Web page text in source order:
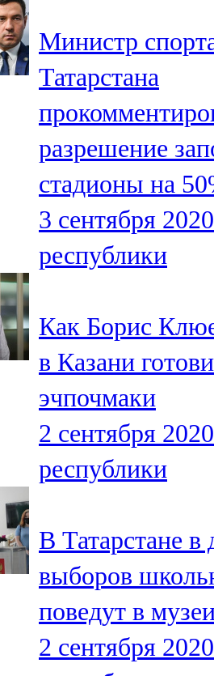
106,1 FM
Түбән Кама
102,6 FM
Чирмешән
107,7 FM
Чистай
103,0 FM
91,0 FM
Шәмәрдән
102,3 FM
Яңа чишмә
107,0 FM
105,5 FM
Министр
Татарстана
разрешение
стадионы на
3 сентября 2020
республики
Как Борис
в Казани
эчпочмаки
2 сентября 2020
республики
В Татарстане в
выборов
поведут в
2 сентября 2020